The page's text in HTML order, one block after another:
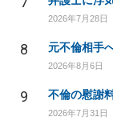
2026年7月28日
8 元不倫相手
2026年8月6日
9 不倫の慰謝
2026年7月31日